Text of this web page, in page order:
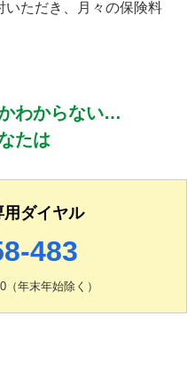
いただき、月々の保険料
わからない…
たは
用ダイヤル
483
（年末年始除く）